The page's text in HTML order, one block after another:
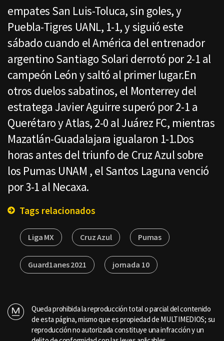
empates San Luis-Toluca, sin goles, y
Puebla-Tigres UANL, 1-1, y siguió este
sábado cuando el América del entrenador
argentino Santiago Solari derrotó por 2-1 al
campeón León y saltó al primer lugar.En
otros duelos sabatinos, el Monterrey del
estratega Javier Aguirre superó por 2-1 a
Querétaro y Atlas, 2-0 al Juárez FC, mientras
Mazatlán-Guadalajara igualaron 1-1.Dos
horas antes del triunfo de Cruz Azul sobre
los Pumas UNAM , el Santos Laguna venció
por 3-1 al Necaxa.
Tags relacionados
Liga MX Cruz Azul Pumas
Guard1anes 2021 jornada 10
Queda prohibida la reproducción total o parcial del contenido
de esta página, mismo que es propiedad de MULTIMEDIOS; su
reproducción no autorizada constituye una infracción y un